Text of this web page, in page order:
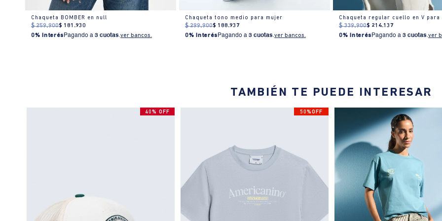
Chaqueta BOMBER en null
$ 259.900$ 181 .930
0% Interés Pagando a3 cuotas.ver bancos.
Chaqueta tono medio para mujer
$ 299.900$ 188.937
0% Interés Pagando a3 cuotas.ver bancos.
Chaqueta regular cuello en V para
$ 339.900$ 214.137
0% Interés Pagando a3 cuotas.ver
TAMBIÉN TE PUEDE INTERESAR
40% OFF 50%OFF